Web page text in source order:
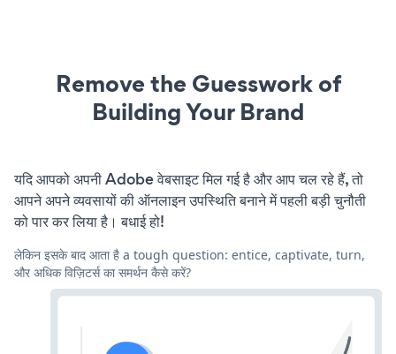
Remove the Guesswork of
Building Your Brand
यदि आपको अपनी Adobe वेबसाइट मिल गई है और आप चल रहे हैं, तो
आपने अपने व्यवसायों की ऑनलाइन उपस्थिति बनाने में पहली बड़ी चुनौती
को पार कर लिया है। बधाई हो!
लेकिन इसके बाद आता है a tough question: entice, captivate, turn,
और अधिक विज़िटर्स का समर्थन कैसे करें?